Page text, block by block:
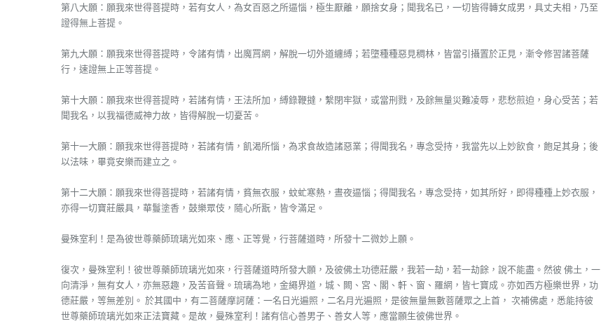
第八大願：願我來世得菩提時，若有女人，為女百惡之所逼惱，極生厭離，願捨女身；聞我名已，一切皆得轉女成男，具丈夫相，乃至
證得無上菩提。
第九大願：願我來世得菩提時，令諸有情，出魔罥網，解脫一切外道纏縛；若墮種種惡見稠林，皆當引攝置於正見，漸令修習諸菩薩
行，速證無上正等菩提。
第十大願：願我來世得菩提時，若諸有情，王法所加，縛錄鞭撻，繫閉牢獄，或當刑戮，及餘無量災難凌辱，悲愁煎迫，身心受苦；若
聞我名，以我福德威神力故，皆得解脫一切憂苦。
第十一大願：願我來世得菩提時，若諸有情，飢渴所惱，為求食故造諸惡業；得聞我名，專念受持，我當先以上妙飲食，飽足其身；後
以法味，畢竟安樂而建立之。
第十二大願：願我來世得菩提時，若諸有情，貧無衣服，蚊虻寒熱，晝夜逼惱；得聞我名，專念受持，如其所好，即得種種上妙衣服，
亦得一切寶莊嚴具，華鬘塗香，鼓樂眾伎，隨心所翫，皆令滿足。
曼殊室利！是為彼世尊藥師琉璃光如來、應、正等覺，行菩薩道時，所發十二微妙上願。
復次，曼殊室利！彼世尊藥師琉璃光如來，行菩薩道時所發大願，及彼佛土功德莊嚴，我若一劫，若一劫餘，說不能盡。然彼 佛土，一
向清淨，無有女人，亦無惡趣，及苦音聲。琉璃為地，金繩界道，城、闕、宮、閣、軒、窗、羅網，皆七寶成。亦如西方極樂世界，功
德莊嚴，等無差別。 於其國中，有二菩薩摩訶薩：一名日光遍照，二名月光遍照，是彼無量無數菩薩眾之上首， 次補佛處，悉能持彼
世尊藥師琉璃光如來正法寶藏。是故，曼殊室利！諸有信心善男子、善女人等，應當願生彼佛世界。